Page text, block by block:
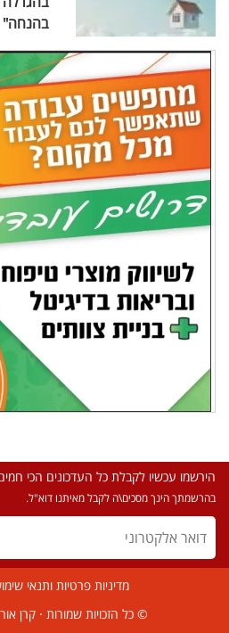
בהנחה"
הירשמו עכשיו לקבלת כל העדכונים הכי חמים
בהרשמתך הינך מסכים\ה לקבל מאיתנו דוא"ל.
מדיניות פרטיות ותנאי
© כל הזכויות שמורות ·קרן